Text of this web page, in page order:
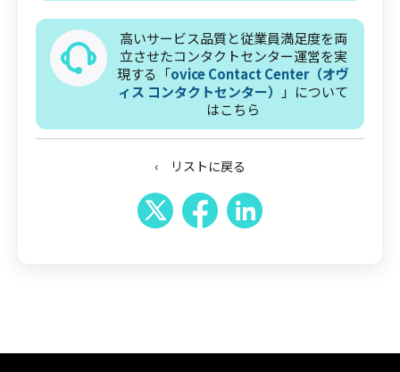
高いサービス品質と従業員満足度を両
立させたコンタクトセンター運営を実
現する「ovice Contact Center（オヴ
ィス コンタクトセンター）
」について
はこちら
‹ リストに戻る